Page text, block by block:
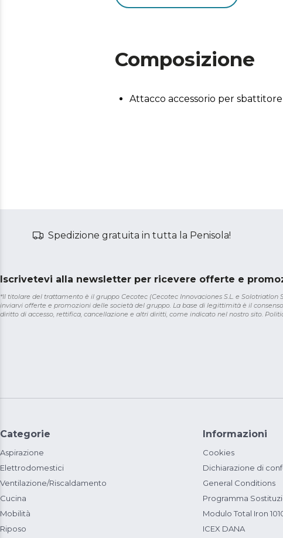
Composizione
Attacco accessorio per
Spedizione gratuita in tutta la Penisola!
Iscrivetevi alla newsletter per ricevere offerte e
*Il titolare del trattamento è il gruppo Cecotec (Cecotec Innovaciones S.L. e Solotriatlon
inviarvi offerte e promozioni delle società del gruppo. La base di legittimità è il
diritto di accesso, rettifica, cancellazione e altri diritti, come indicato nel nostro sito.
Categorie
Aspirazione
Elettrodomestici
Ventilazione/Riscaldamento
Cucina
Mobilità
Riposo
Informazioni
Cookies
Dichiarazione di
General Conditions
Programma
Modulo Total Iron
ICEX DANA